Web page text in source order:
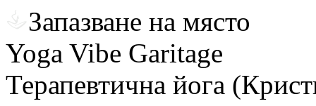
Запазване на място
Yoga Vibe Garitage
Терапевтична йога